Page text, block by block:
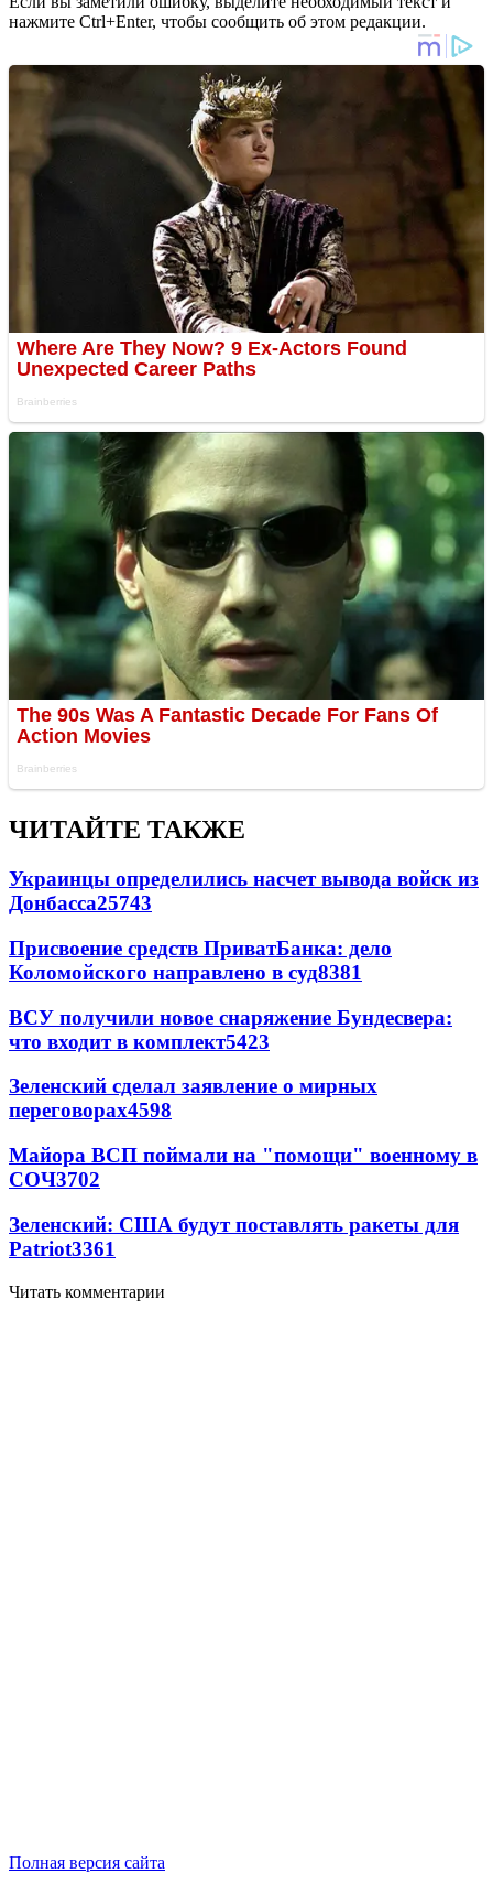
нажмите Ctrl+Enter, чтобы сообщить об этом редакции.
ЧИТАЙТЕ ТАКЖЕ
Украинцы определились насчет вывода войск из
Донбасса25743
Присвоение средств ПриватБанка: дело
Коломойского направлено в суд8381
ВСУ получили новое снаряжение Бундесвера:
что входит в комплект5423
Зеленский сделал заявление о мирных
переговорах4598
Майора ВСП поймали на "помощи" военному в
СОЧ3702
Зеленский: США будут поставлять ракеты для
Patriot3361
Читать комментарии
Полная версия сайта